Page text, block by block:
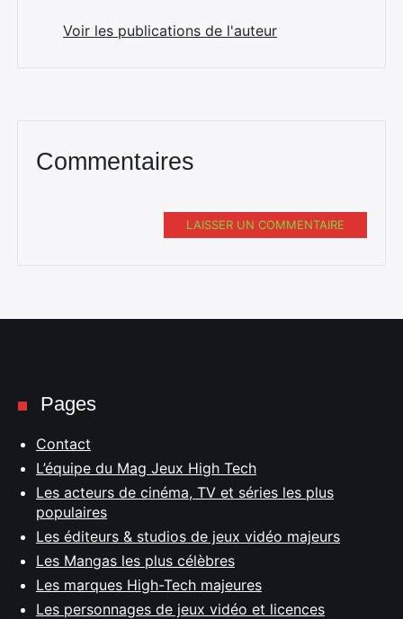
Voir les publications de l'auteur
Commentaires
LAISSER UN COMMENTAIRE
Pages
Contact
L’équipe du Mag Jeux High Tech
Les acteurs de cinéma, TV et séries les plus
populaires
Les éditeurs & studios de jeux vidéo majeurs
Les Mangas les plus célèbres
Les marques High-Tech majeures
Les personnages de jeux vidéo et licences
Rechercher